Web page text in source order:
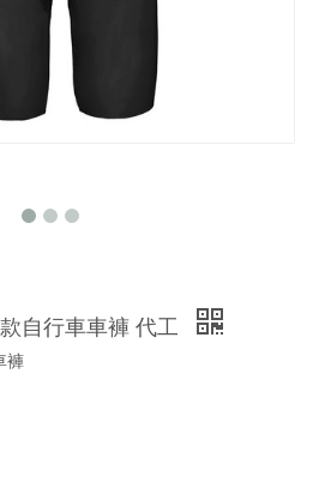
自行車車褲 代工
褲